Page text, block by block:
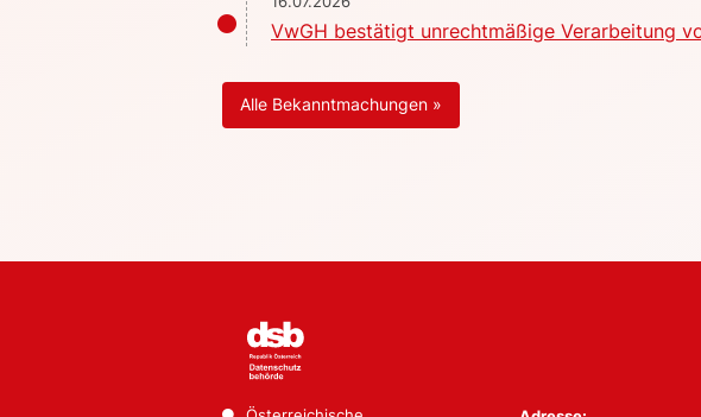
VwGH bestätigt unrechtmäßige Verarbeitung
Alle Bekanntmachungen »